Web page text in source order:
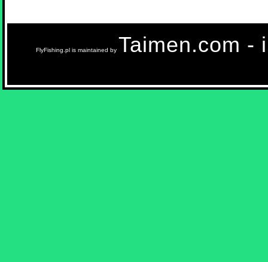
FlyFishing.pl is maintained by Taimen.com -